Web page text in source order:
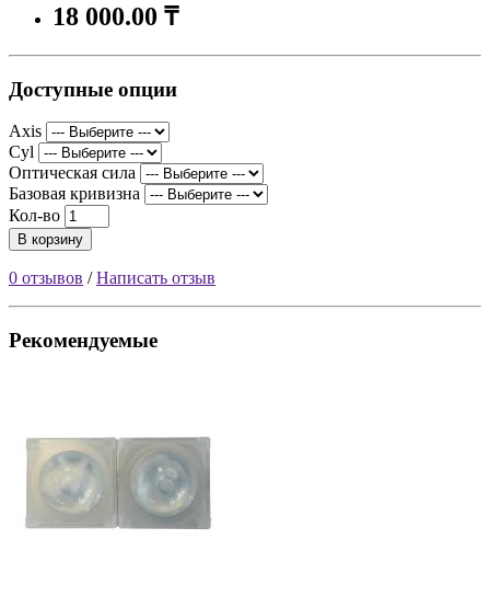
18 000.00 ₸
Доступные опции
Axis
Cyl
Оптическая сила
Базовая кривизна
Кол-во
В корзину
0 отзывов /Написать отзыв
Рекомендуемые